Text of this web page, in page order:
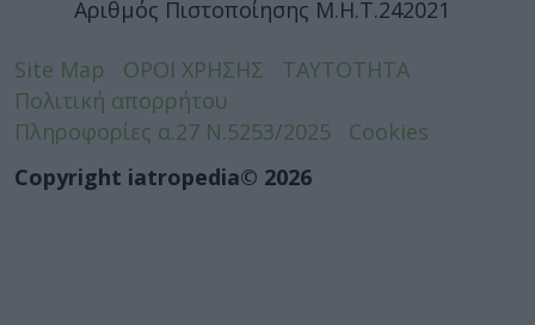
Αριθμός Πιστοποίησης Μ.Η.Τ.242021
Site Map ΟΡΟΙ ΧΡΗΣΗΣ
ΤΑΥΤΟΤΗΤΑ
Πολιτική απορρήτου
Πληροφορίες α.27 Ν.5253/2025
Cookies
Copyright iatropedia© 2026